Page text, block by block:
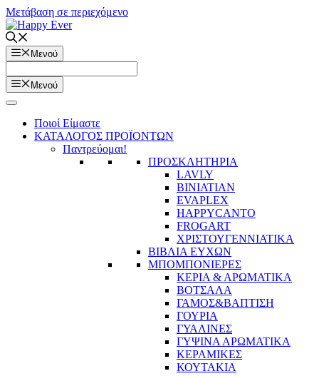
Μετάβαση σε περιεχόμενο
Μενού
Μενού
Ποιοί Είμαστε
ΚΑΤΑΛΟΓΟΣ ΠΡΟΪΟΝΤΩΝ
Παντρεύομαι!
ΠΡΟΣΚΛΗΤΗΡΙΑ
LAVLY
BINIATIAN
EVAPLEX
HAPPYCANTO
FROGART
ΧΡΙΣΤΟΥΓΕΝΝΙΑΤΙΚΑ
ΒΙΒΛΙΑ ΕΥΧΩΝ
ΜΠΟΜΠΟΝΙΕΡΕΣ
ΚΕΡΙΑ & ΑΡΩΜΑΤΙΚΑ
ΒΟΤΣΑΛΑ
ΓΑΜΟΣ&ΒΑΠΤΙΣΗ
ΓΟΥΡΙΑ
ΓΥΑΛΙΝΕΣ
ΓΥΨΙΝΑ ΑΡΩΜΑΤΙΚΑ
ΚΕΡΑΜΙΚΕΣ
ΚΟΥΤΑΚΙΑ